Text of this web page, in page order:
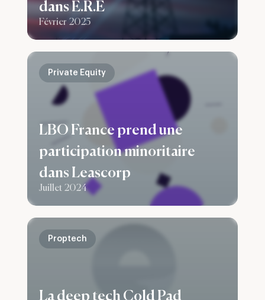
dans E.R.E
Février 2025
LBO France prend une
participation minoritaire
dans Leascorp
Juillet 2024
Private Equity
La deep tech Cold Pad
Proptech